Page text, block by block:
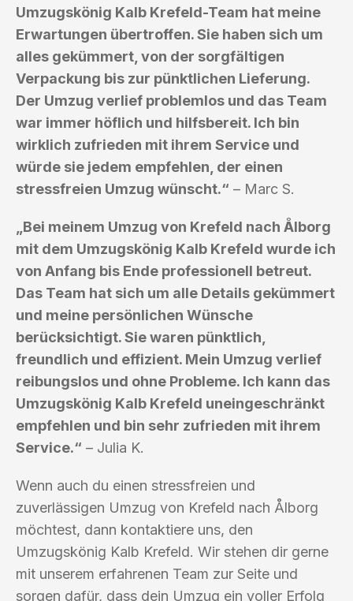
Umzugskönig Kalb Krefeld-Team hat meine
Erwartungen übertroffen. Sie haben sich um
alles gekümmert, von der sorgfältigen
Verpackung bis zur pünktlichen Lieferung.
Der Umzug verlief problemlos und das Team
war immer höflich und hilfsbereit. Ich bin
wirklich zufrieden mit ihrem Service und
würde sie jedem empfehlen, der einen
stressfreien Umzug wünscht.“ – Marc S.
„Bei meinem Umzug von Krefeld nach Ålborg
mit dem Umzugskönig Kalb Krefeld wurde ich
von Anfang bis Ende professionell betreut.
Das Team hat sich um alle Details gekümmert
und meine persönlichen Wünsche
berücksichtigt. Sie waren pünktlich,
freundlich und effizient. Mein Umzug verlief
reibungslos und ohne Probleme. Ich kann das
Umzugskönig Kalb Krefeld uneingeschränkt
empfehlen und bin sehr zufrieden mit ihrem
Service.“ – Julia K.
Wenn auch du einen stressfreien und
zuverlässigen Umzug von Krefeld nach Ålborg
möchtest, dann kontaktiere uns, den
Umzugskönig Kalb Krefeld. Wir stehen dir gerne
mit unserem erfahrenen Team zur Seite und
sorgen dafür, dass dein Umzug ein voller Erfolg